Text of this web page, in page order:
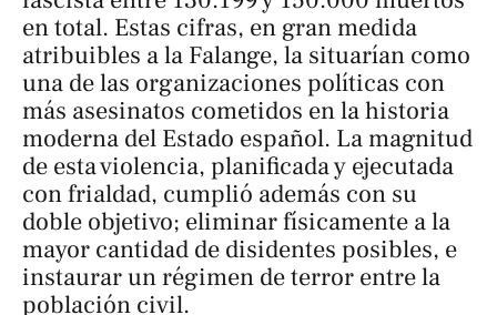
en total. Estas cifras, en gran medida
atribuibles a la Falange, la situarían como
una de las organizaciones políticas con
más asesinatos cometidos en la historia
moderna del Estado español. La magnitud
de esta violencia, planificada y ejecutada
con frialdad, cumplió además con su
doble objetivo; eliminar físicamente a la
mayor cantidad de disidentes posibles, e
instaurar un régimen de terror entre la
población civil.